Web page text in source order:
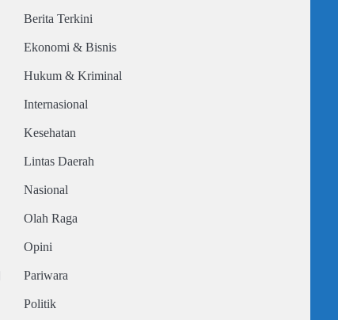
Berita Terkini
Ekonomi & Bisnis
Hukum & Kriminal
Internasional
Kesehatan
Lintas Daerah
Nasional
Olah Raga
Opini
Pariwara
Politik